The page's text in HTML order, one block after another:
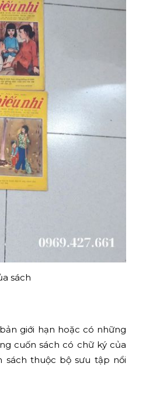
sách
giới hạn hoặc có những
cuốn sách có chữ ký của
sách thuộc bộ sưu tập nổi